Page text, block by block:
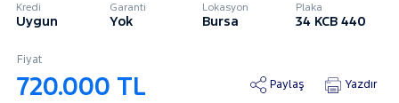
Kredi
Uygun
Garanti
Yok
Lokasyon
Bursa
Plaka
34 KCB 440
Fiyat
720.000 TL Paylaş Yazdır